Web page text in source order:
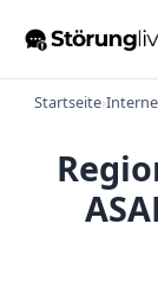
Startseite›